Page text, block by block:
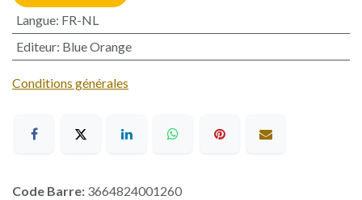
Langue: FR-NL
Editeur: Blue Orange
Conditions générales
Code Barre: 3664824001260